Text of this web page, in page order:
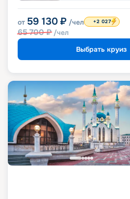
от 59 130 ₽ /чел
65 700₽ /чел
+2 027
Выбрать круиз